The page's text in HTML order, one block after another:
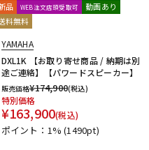
品 WEB注文店頭受取可
動画あり
料無料
YAMAHA
DXL1K 【お取り寄せ商品 / 納期は別
途ご連絡】【パワードスピーカー】
販売価格¥174,900(税込)
特別価格
¥163,900(税込)
ポイント：1%(1490pt)